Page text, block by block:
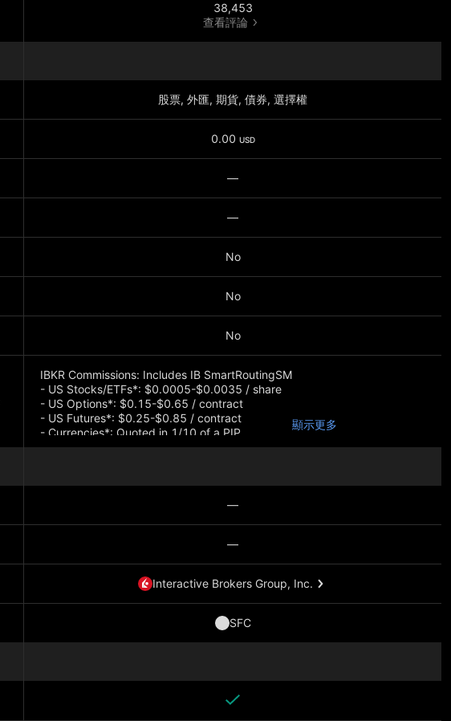
38,453
查看評論
股票, 外匯, 期貨, 債券, 選擇權
0.00 USD
—
—
No
No
No
IBKR Commissions: Includes IB SmartRoutingSM
- US Stocks/ETFs*: $0.0005-$0.0035 / share
- US Options*: $0.15-$0.65 / contract
- US Futures*: $0.25-$0.85 / contract
- Currencies*: Quoted in 1/10 of a PIP
- Comparable rates worldwide
顯示更多
—
—
Interactive Brokers Group, Inc.
SFC